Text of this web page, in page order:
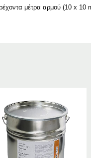
μέτρα αρμού (10 x 10